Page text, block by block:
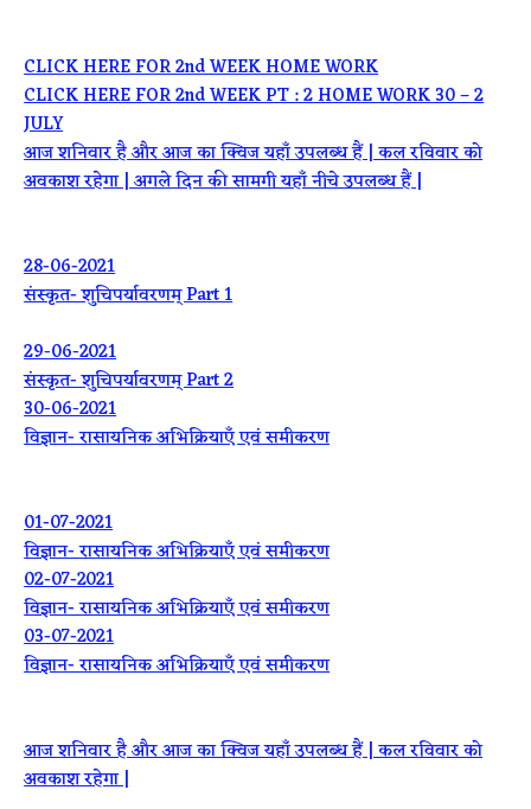
CLICK HERE FOR 2nd WEEK HOME WORK
CLICK HERE FOR 2nd WEEK PT : 2 HOME WORK 30 – 2
JULY
आज शनिवार है और आज का क्विज यहाँ उपलब्ध हैं | कल रविवार को
अवकाश रहेगा | अगले दिन की सामगी यहाँ नीचे उपलब्ध हैं |
28-06-2021
संस्कृत- शुचिपर्यावरणम् Part 1
29-06-2021
संस्कृत- शुचिपर्यावरणम् Part 2
30-06-2021
विज्ञान- रासायनिक अभिक्रियाएँ एवं समीकरण
01-07-2021
विज्ञान- रासायनिक अभिक्रियाएँ एवं समीकरण
02-07-2021
विज्ञान- रासायनिक अभिक्रियाएँ एवं समीकरण
03-07-2021
विज्ञान- रासायनिक अभिक्रियाएँ एवं समीकरण
आज शनिवार है और आज का क्विज यहाँ उपलब्ध हैं | कल रविवार को
अवकाश रहेगा |